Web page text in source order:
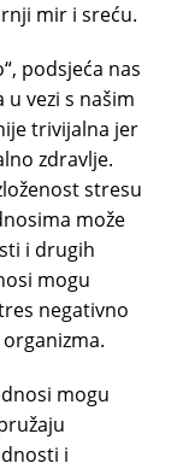
mir i sreću.
podsjeća nas
vezi s našim
trivijalna jer
zdravlje.
stresu
može
i drugih
mogu
negativno
mogu
i